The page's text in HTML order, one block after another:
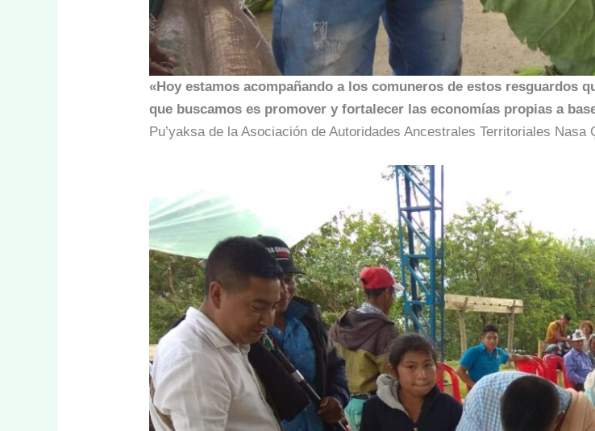
«Hoy estamos acompañando a los comuneros de estos resguardos
que buscamos es promover y fortalecer las economías propias a
Pu’yaksa de la Asociación de Autoridades Ancestrales Territoriales Nasa